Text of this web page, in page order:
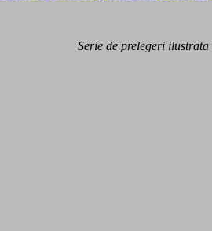
Serie de prelegeri